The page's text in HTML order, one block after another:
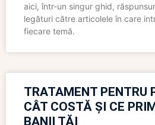
aici, într-un singur ghid,
legături către articolele în care
fiecare temă.
TRATAMENT PENTRU
CÂT COSTĂ ȘI CE
BANII TĂI